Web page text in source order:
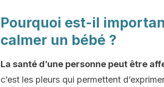
Pourquoi est-il
calmer un bébé ?
La santé d’une personne peut être
c’est les pleurs qui permettent